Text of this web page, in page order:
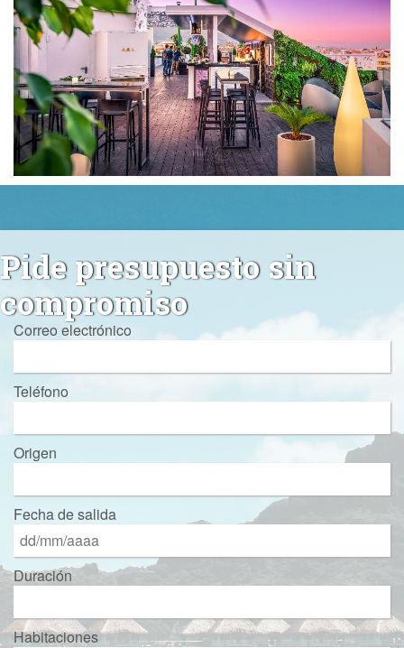
Pide presupuesto sin
compromiso
Correo electrónico
Teléfono
Origen
Fecha de salida
Duración
Habitaciones